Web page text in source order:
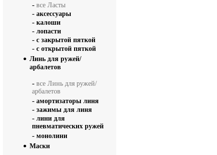
- все Ласты
- аксессуары
- калоши
- лопасти
- с закрытой пяткой
- с открытой пяткой
Линь для ружей/
арбалетов
- все Линь для ружей/
арбалетов
- амортизаторы линя
- зажимы для линя
- лини для
пневматических ружей
- монолини
Маски